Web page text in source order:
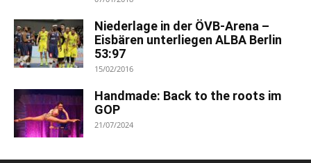
Niederlage in der ÖVB-Arena –
Eisbären unterliegen ALBA Berlin
53:97
15/02/2016
Handmade: Back to the roots im
GOP
21/07/2024